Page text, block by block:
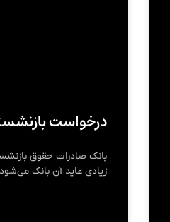
درخواست
بانک صادرات حقوق
زیادی عاید آن بانک